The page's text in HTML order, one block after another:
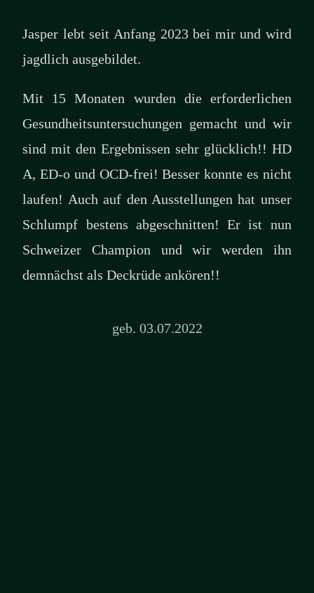
Jasper lebt seit Anfang 2023 bei mir und wird
jagdlich ausgebildet.
Mit 15 Monaten wurden die erforderlichen
Gesundheitsuntersuchungen gemacht und wir
sind mit den Ergebnissen sehr glücklich!! HD
A, ED-o und OCD-frei! Besser konnte es nicht
laufen! Auch auf den Ausstellungen hat unser
Schlumpf bestens abgeschnitten! Er ist nun
Schweizer Champion und wir werden ihn
demnächst als Deckrüde ankören!!
geb. 03.07.2022